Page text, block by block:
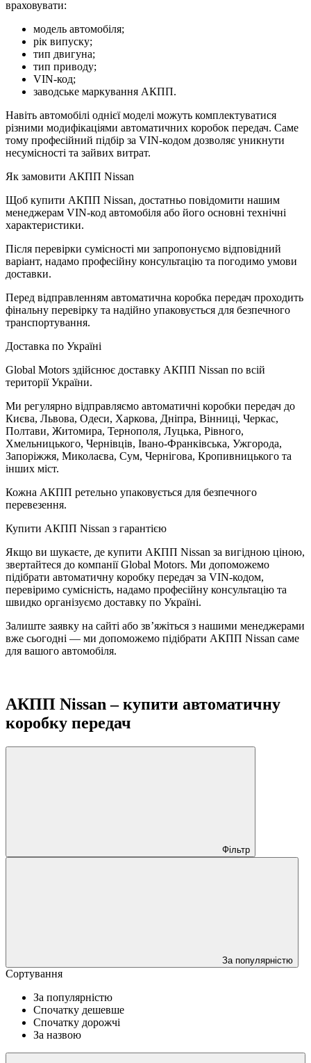
враховувати:
модель автомобіля;
рік випуску;
тип двигуна;
тип приводу;
VIN-код;
заводське маркування АКПП.
Навіть автомобілі однієї моделі можуть комплектуватися
різними модифікаціями автоматичних коробок передач. Саме
тому професійний підбір за VIN-кодом дозволяє уникнути
несумісності та зайвих витрат.
Як замовити АКПП Nissan
Щоб купити АКПП Nissan, достатньо повідомити нашим
менеджерам VIN-код автомобіля або його основні технічні
характеристики.
Після перевірки сумісності ми запропонуємо відповідний
варіант, надамо професійну консультацію та погодимо умови
доставки.
Перед відправленням автоматична коробка передач проходить
фінальну перевірку та надійно упаковується для безпечного
транспортування.
Доставка по Україні
Global Motors здійснює доставку АКПП Nissan по всій
території України.
Ми регулярно відправляємо автоматичні коробки передач до
Києва, Львова, Одеси, Харкова, Дніпра, Вінниці, Черкас,
Полтави, Житомира, Тернополя, Луцька, Рівного,
Хмельницького, Чернівців, Івано-Франківська, Ужгорода,
Запоріжжя, Миколаєва, Сум, Чернігова, Кропивницького та
інших міст.
Кожна АКПП ретельно упаковується для безпечного
перевезення.
Купити АКПП Nissan з гарантією
Якщо ви шукаєте, де купити АКПП Nissan за вигідною ціною,
звертайтеся до компанії Global Motors. Ми допоможемо
підібрати автоматичну коробку передач за VIN-кодом,
перевіримо сумісність, надамо професійну консультацію та
швидко організуємо доставку по Україні.
Залиште заявку на сайті або зв’яжіться з нашими менеджерами
вже сьогодні — ми допоможемо підібрати АКПП Nissan саме
для вашого автомобіля.
АКПП Nissan – купити автоматичну
коробку передач
Фільтр
За популярністю
Сортування
За популярністю
Спочатку дешевше
Спочатку дорожчі
За назвою